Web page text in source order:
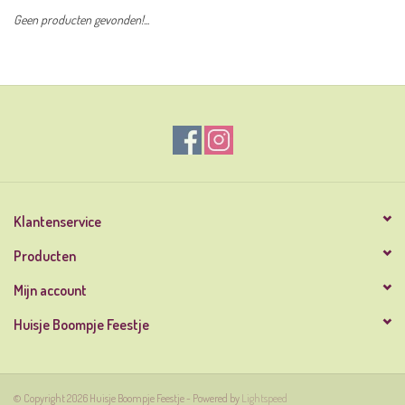
Geen producten gevonden!...
Klantenservice
Producten
Mijn account
Huisje Boompje Feestje
© Copyright 2026 Huisje Boompje Feestje - Powered by Lightspeed